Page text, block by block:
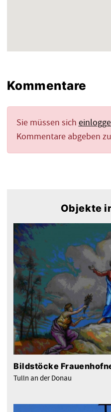
Kommentare
Sie müssen sich
Kommentare abgeben
Objekte
Bildstöcke
Tulln an der Donau